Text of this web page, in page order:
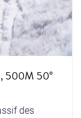
500M 50°
des